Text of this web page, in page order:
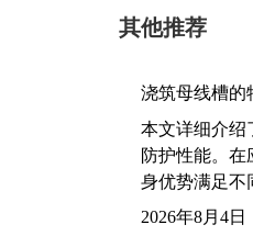
其他推荐
浇筑母线槽的
本文详细介绍
防护性能。
身优势满足不
2026年8月4日